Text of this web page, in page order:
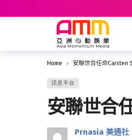
Home 安聯世合‌任命Carsten
訊息平台
安聯世合‌
Prnasia 美通社